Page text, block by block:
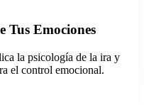
Tus Emociones
la psicología de la ira y
el control emocional.